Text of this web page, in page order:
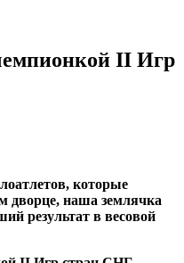
II Игр
которые
дворце, наша землячка
результат в весовой